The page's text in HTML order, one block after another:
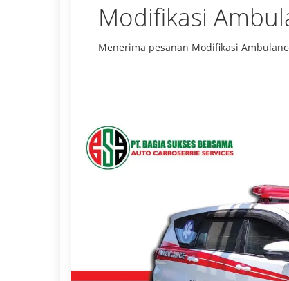
Modifikasi
Menerima pesanan Modifikasi